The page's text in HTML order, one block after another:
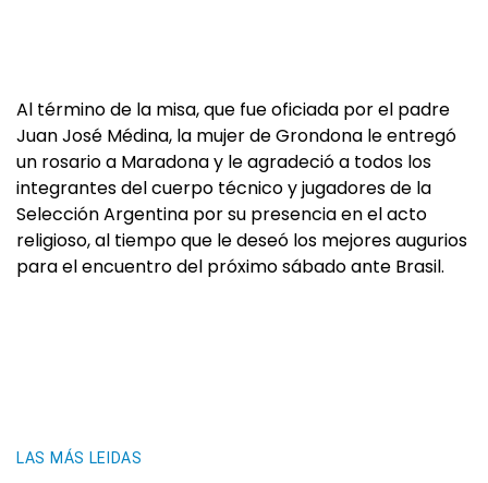
Al término de la misa, que fue oficiada por el padre
Juan José Médina, la mujer de Grondona le entregó
un rosario a Maradona y le agradeció a todos los
integrantes del cuerpo técnico y jugadores de la
Selección Argentina por su presencia en el acto
religioso, al tiempo que le deseó los mejores augurios
para el encuentro del próximo sábado ante Brasil.
LAS MÁS LEIDAS